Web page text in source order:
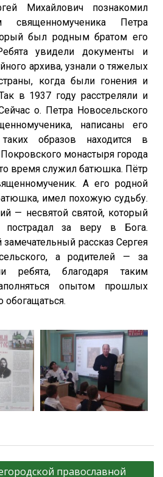
Михайлович познакомил
Петра
был родным братом его
увидели документы и
архива, узнали о тяжелых
когда были гонения и
в 1937 году расстреляли и
о. Петра Новосельского
написаны его
образов находится в
монастыря города
время служил батюшка. Пётр
А его родной
имел похожую судьбу.
— несвятой святой, который
пострадал за веру в Бога.
замечательный рассказ Сергея
а родителей — за
ребята, благодаря таким
опытом прошлых
обогащаться.
православной